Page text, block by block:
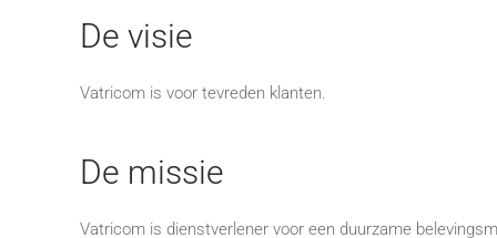
De visie
Vatricom is voor tevreden klanten.
De missie
Vatricom is dienstverlener voor een duurzame